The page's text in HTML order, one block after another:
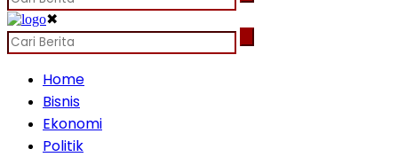
✖
Home
Bisnis
Ekonomi
Politik